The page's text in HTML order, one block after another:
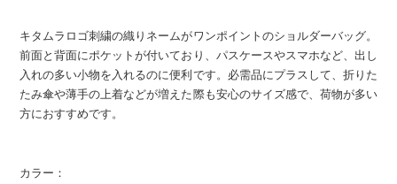
キタムラロゴ刺繍の織りネームがワンポイントのショルダーバッグ。
前面と背面にポケットが付いており、パスケースやスマホなど、出し
入れの多い小物を入れるのに便利です。必需品にプラスして、折りた
たみ傘や薄手の上着などが増えた際も安心のサイズ感で、荷物が多い
方におすすめです。
カラー：